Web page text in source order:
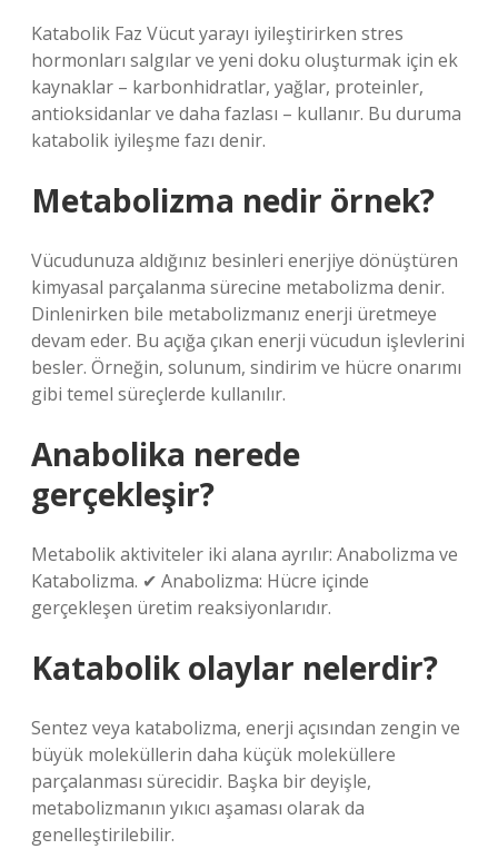
Katabolik Faz Vücut yarayı iyileştirirken stres
hormonları salgılar ve yeni doku oluşturmak için ek
kaynaklar – karbonhidratlar, yağlar, proteinler,
antioksidanlar ve daha fazlası – kullanır. Bu duruma
katabolik iyileşme fazı denir.
Metabolizma nedir örnek?
Vücudunuza aldığınız besinleri enerjiye dönüştüren
kimyasal parçalanma sürecine metabolizma denir.
Dinlenirken bile metabolizmanız enerji üretmeye
devam eder. Bu açığa çıkan enerji vücudun işlevlerini
besler. Örneğin, solunum, sindirim ve hücre onarımı
gibi temel süreçlerde kullanılır.
Anabolika nerede
gerçekleşir?
Metabolik aktiviteler iki alana ayrılır: Anabolizma ve
Katabolizma. ✔ Anabolizma: Hücre içinde
gerçekleşen üretim reaksiyonlarıdır.
Katabolik olaylar nelerdir?
Sentez veya katabolizma, enerji açısından zengin ve
büyük moleküllerin daha küçük moleküllere
parçalanması sürecidir. Başka bir deyişle,
metabolizmanın yıkıcı aşaması olarak da
genelleştirilebilir.